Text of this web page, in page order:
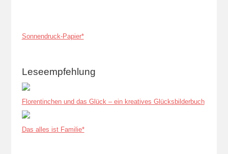
Sonnendruck-Papier*
Leseempfehlung
Florentinchen und das Glück – ein kreatives Glücksbilderbuch
Das alles ist Familie*